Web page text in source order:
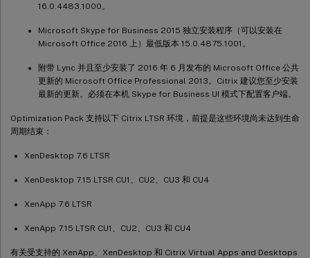
16.0.4483.1000。
Microsoft Skype for Business 2015 独立安装程序（可以安装在
Microsoft Office 2016 上）最低版本 15.0.4875.1001。
附带 Lync 并且至少安装了 2016 年 6 月发布的 Microsoft Office 公共
更新的 Microsoft Office Professional 2013。Citrix 建议您至少安装
最新的更新。必须在本机 Skype for Business UI 模式下配置客户端。
Optimization Pack 支持以下 Citrix LTSR 环境，前提是这些环境尚未达到生命
周期结束：
XenDesktop 7.6 LTSR
XenDesktop 7.15 LTSR CU1、CU2、CU3 和 CU4
XenApp 7.6 LTSR
XenApp 7.15 LTSR CU1、CU2、CU3 和 CU4
有关受支持的 XenApp、XenDesktop 和 Citrix Virtual Apps and Desktops